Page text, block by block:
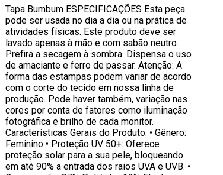
Tapa Bumbum ESPECIFICAÇÕES Esta peça
pode ser usada no dia a dia ou na prática de
atividades físicas. Este produto deve ser
lavado apenas à mão e com sabão neutro.
Prefira a secagem à sombra. Dispensa o uso
de amaciante e ferro de passar. Atenção: A
forma das estampas podem variar de acordo
com o corte do tecido em nossa linha de
produção. Pode haver também, variação nas
cores por conta de fatores como iluminação
fotográfica e brilho de cada monitor.
Características Gerais do Produto: • Gênero:
Feminino • Proteção UV 50+: Oferece
proteção solar para a sua pele, bloqueando
em até 90% a entrada dos raios UVA e UVB. •